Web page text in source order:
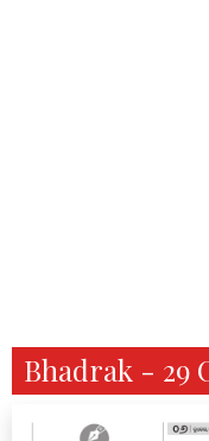
Bhadrak - 29